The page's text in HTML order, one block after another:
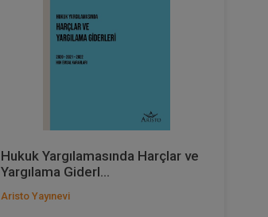
Hukuk Yargılamasında Harçlar ve
Yargılama Giderl...
Aristo Yayınevi